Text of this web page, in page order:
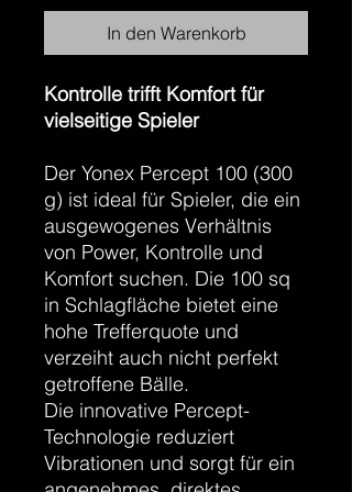
In den Warenkorb
Kontrolle trifft Komfort für
vielseitige Spieler
Der Yonex Percept 100 (300
g) ist ideal für Spieler, die ein
ausgewogenes Verhältnis
von Power, Kontrolle und
Komfort suchen. Die 100 sq
in Schlagfläche bietet eine
hohe Trefferquote und
verzeiht auch nicht perfekt
getroffene Bälle.
Die innovative Percept-
Technologie reduziert
Vibrationen und sorgt für ein